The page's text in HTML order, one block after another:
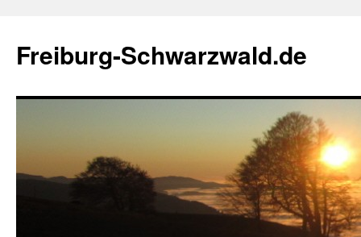
springen
Freiburg-Schwarzwald.de